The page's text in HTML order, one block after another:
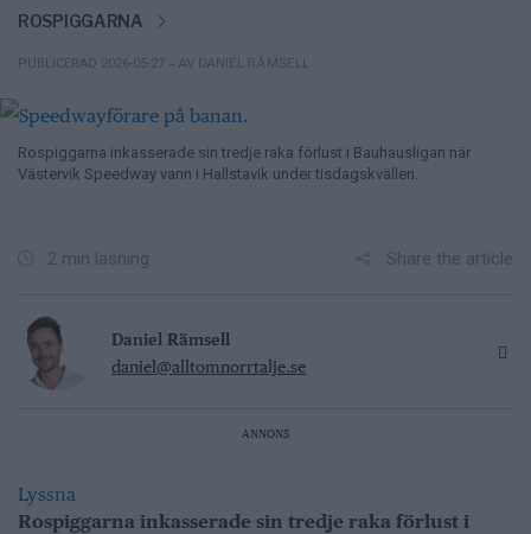
ROSPIGGARNA
PUBLICERAD 2026-05-27 – AV DANIEL RÄMSELL
Rospiggarna inkasserade sin tredje raka förlust i Bauhausligan när
Västervik Speedway vann i Hallstavik under tisdagskvällen.
2 min läsning Share the article
Daniel Rämsell
daniel@alltomnorrtalje.se
ANNONS
Lyssna
Rospiggarna inkasserade sin tredje raka förlust i